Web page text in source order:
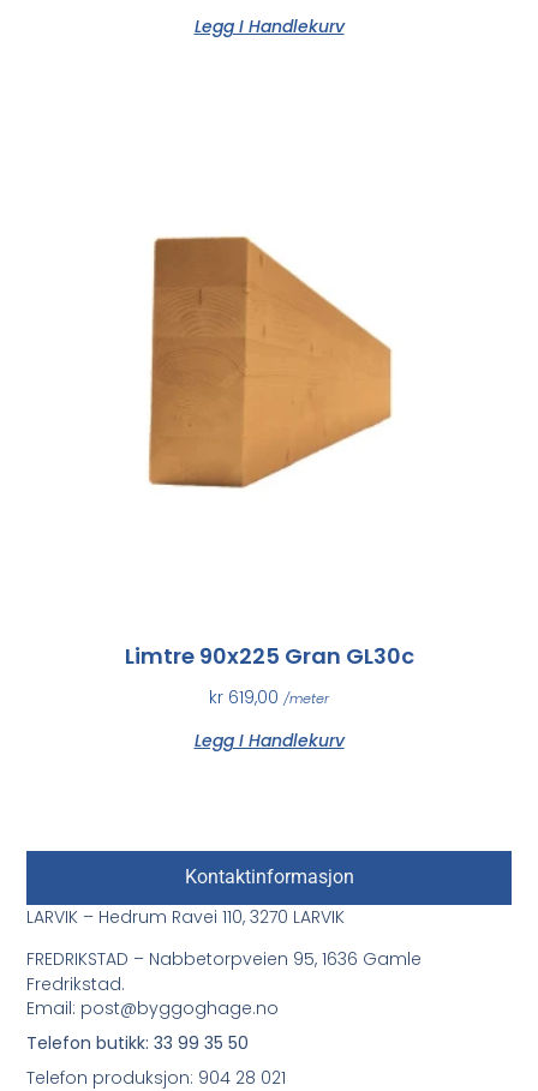
Legg I Handlekurv
Limtre 90x225 Gran GL30c
kr 619,00 /meter
Legg I Handlekurv
Kontaktinformasjon
LARVIK – Hedrum Ravei 110, 3270 LARVIK
FREDRIKSTAD – Nabbetorpveien 95, 1636 Gamle
Fredrikstad.
Email: post@byggoghage.no
Telefon butikk: 33 99 35 50
Telefon produksjon: 904 28 021